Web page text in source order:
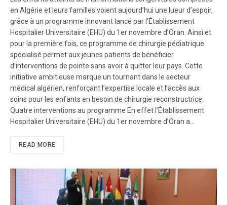
en Algérie et leurs familles voient aujourd’hui une lueur d’espoir,
grâce à un programme innovant lancé par l’Établissement
Hospitalier Universitaire (EHU) du 1er novembre d’Oran. Ainsi et
pour la première fois, ce programme de chirurgie pédiatrique
spécialisé permet aux jeunes patients de bénéficier
d’interventions de pointe sans avoir à quitter leur pays. Cette
initiative ambitieuse marque un tournant dans le secteur
médical algérien, renforçant l’expertise locale et l’accès aux
soins pour les enfants en besoin de chirurgie reconstructrice.
Quatre interventions au programme En effet l’Établissement
Hospitalier Universitaire (EHU) du 1er novembre d’Oran a…
READ MORE